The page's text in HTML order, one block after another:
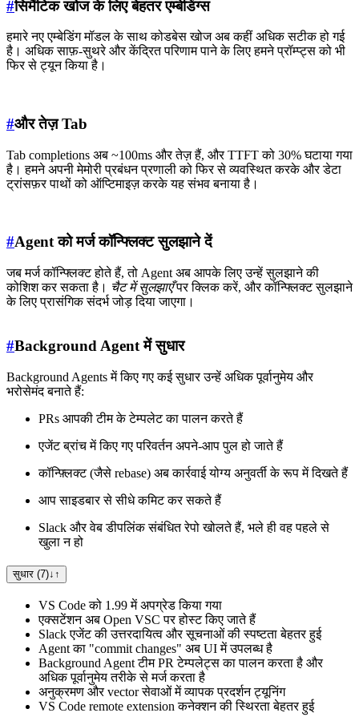
#सिमैंटिक खोज के लिए बेहतर एम्बेडिंग्स
हमारे नए एम्बेडिंग मॉडल के साथ कोडबेस खोज अब कहीं अधिक सटीक हो गई
है। अधिक साफ़-सुथरे और केंद्रित परिणाम पाने के लिए हमने प्रॉम्प्ट्स को भी
फिर से ट्यून किया है।
#और तेज़ Tab
Tab completions अब ~100ms और तेज़ हैं, और TTFT को 30% घटाया गया
है। हमने अपनी मेमोरी प्रबंधन प्रणाली को फिर से व्यवस्थित करके और डेटा
ट्रांसफ़र पाथों को ऑप्टिमाइज़ करके यह संभव बनाया है।
#Agent को मर्ज कॉन्फ्लिक्ट सुलझाने दें
जब मर्ज कॉन्फ्लिक्ट होते हैं, तो Agent अब आपके लिए उन्हें सुलझाने की
कोशिश कर सकता है। चैट में सुलझाएँपर क्लिक करें, और कॉन्फ्लिक्ट सुलझाने
के लिए प्रासंगिक संदर्भ जोड़ दिया जाएगा।
#Background Agent में सुधार
Background Agents में किए गए कई सुधार उन्हें अधिक पूर्वानुमेय और
भरोसेमंद बनाते हैं:
PRs आपकी टीम के टेम्पलेट का पालन करते हैं
एजेंट ब्रांच में किए गए परिवर्तन अपने-आप पुल हो जाते हैं
कॉन्फ़्लिक्ट (जैसे rebase) अब कार्रवाई योग्य अनुवर्ती के रूप में दिखते हैं
आप साइडबार से सीधे कमिट कर सकते हैं
Slack और वेब डीपलिंक संबंधित रेपो खोलते हैं, भले ही वह पहले से
खुला न हो
सुधार (7)↓ ↑
VS Code को 1.99 में अपग्रेड किया गया
एक्सटेंशन अब Open VSC पर होस्ट किए जाते हैं
Slack एजेंट की उत्तरदायित्व और सूचनाओं की स्पष्टता बेहतर हुई
Agent का "commit changes" अब UI में उपलब्ध है
Background Agent टीम PR टेम्पलेट्स का पालन करता है और
अधिक पूर्वानुमेय तरीके से मर्ज करता है
अनुक्रमण और vector सेवाओं में व्यापक प्रदर्शन ट्यूनिंग
VS Code remote extension कनेक्शन की स्थिरता बेहतर हुई